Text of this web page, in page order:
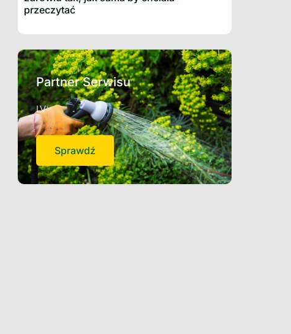
przeczytać
Partner Serwisu
LV
Sprawdź